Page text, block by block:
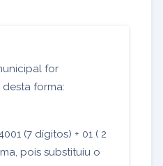
for
desta forma:
(7 dígitos) + 01 ( 2
pois substituiu o